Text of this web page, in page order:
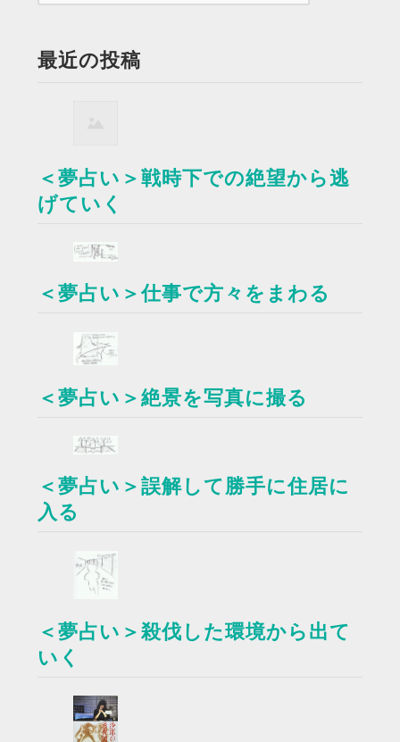
最近の投稿
＜夢占い＞戦時下での絶望から逃
げていく
＜夢占い＞仕事で方々をまわる
＜夢占い＞絶景を写真に撮る
＜夢占い＞誤解して勝手に住居に
入る
＜夢占い＞殺伐した環境から出て
いく